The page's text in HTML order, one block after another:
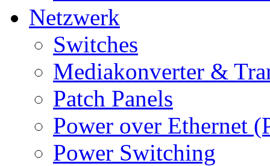
Netzwerk
Switches
Mediakonverter &
Patch Panels
Power over Ethernet
Power Switching